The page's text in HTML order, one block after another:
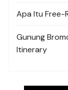
Apa Itu Free-
Gunung
Itinerary